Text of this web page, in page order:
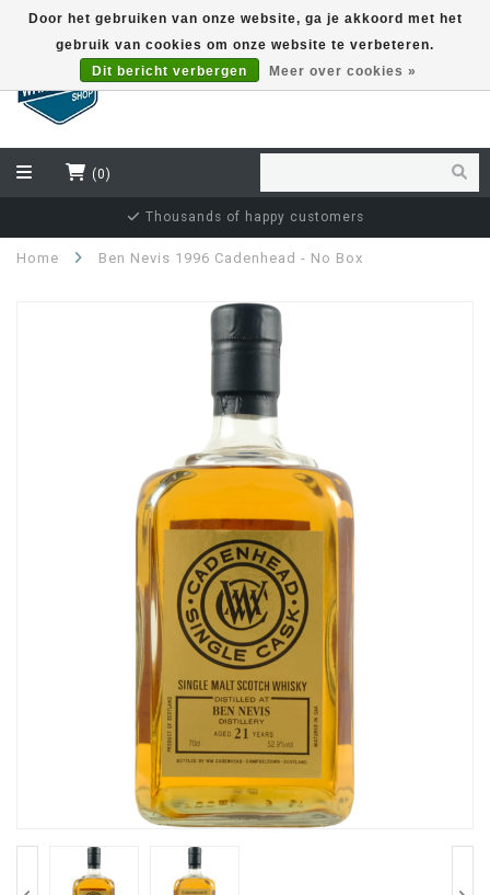
(0)
Thousands of happy customers
Home Ben Nevis 1996 Cadenhead - No Box
Door het gebruiken van onze website, ga je akkoord met het
gebruik van cookies om onze website te verbeteren.
Dit bericht verbergen
Meer over cookies »